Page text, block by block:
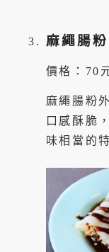
麻繩腸粉
價格：70
麻繩腸粉
口感酥脆
味相當的